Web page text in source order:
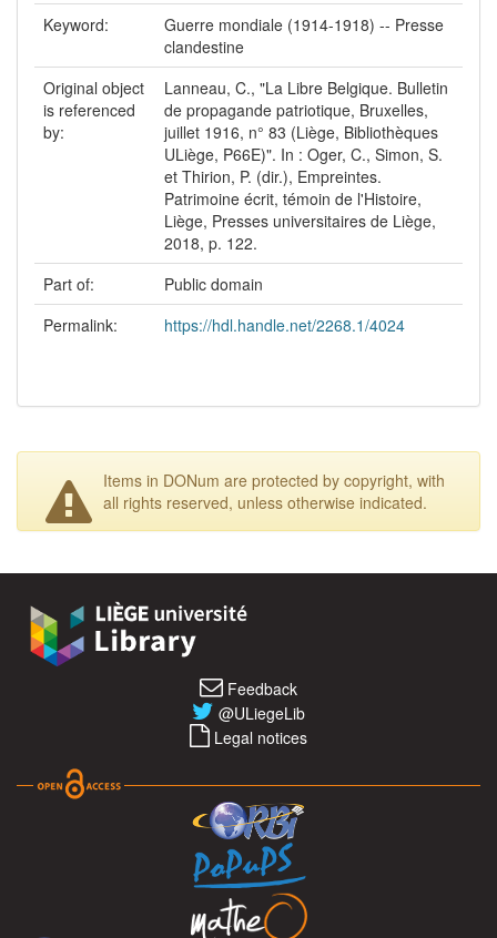
Keyword:
Guerre mondiale (1914-1918) -- Presse
clandestine
Original object
is referenced
by:
Lanneau, C., "La Libre Belgique. Bulletin
de propagande patriotique, Bruxelles,
juillet 1916, n° 83 (Liège, Bibliothèques
ULiège, P66E)". In : Oger, C., Simon, S.
et Thirion, P. (dir.), Empreintes.
Patrimoine écrit, témoin de l'Histoire,
Liège, Presses universitaires de Liège,
2018, p. 122.
Part of:
Public domain
Permalink:
https://hdl.handle.net/2268.1/4024
Items in DONum are protected by copyright, with
all rights reserved, unless otherwise indicated.
Feedback
@ULiegeLib
Legal notices